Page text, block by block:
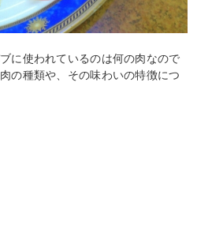
に使われているのは何の肉なので
の種類や、その味わいの特徴につ